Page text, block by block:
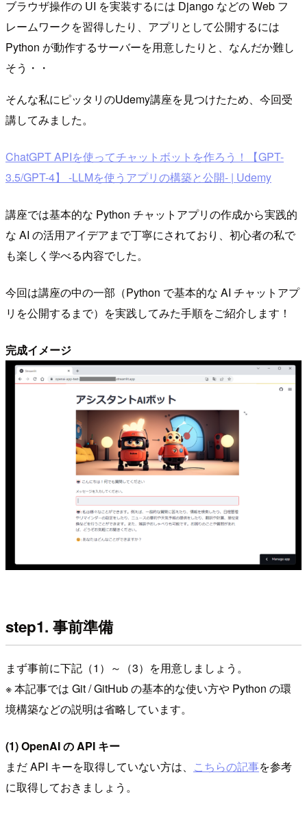
ブラウザ操作の UI を実装するには Django などの Web フ
レームワークを習得したり、アプリとして公開するには
Python が動作するサーバーを用意したりと、なんだか難し
そう・・
そんな私にピッタリのUdemy講座を見つけたため、今回受
講してみました。
ChatGPT APIを使ってチャットボットを作ろう！【GPT-
3.5/GPT-4】 -LLMを使うアプリの構築と公開- | Udemy
講座では基本的な Python チャットアプリの作成から実践的
な AI の活用アイデアまで丁寧にされており、初心者の私で
も楽しく学べる内容でした。
今回は講座の中の一部（Python で基本的な AI チャットアプ
リを公開するまで）を実践してみた手順をご紹介します！
完成イメージ
step1. 事前準備
まず事前に下記（1）～（3）を用意しましょう。
※ 本記事では Git / GitHub の基本的な使い方や Python の環
境構築などの説明は省略しています。
(1) OpenAI の API キー
まだ API キーを取得していない方は、 こちらの記事を参考
に取得しておきましょう。